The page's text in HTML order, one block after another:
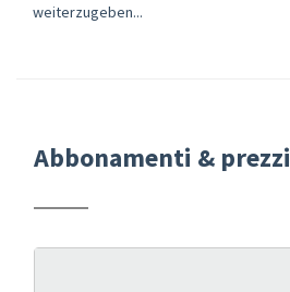
weiterzugeben...
Abbonamenti & prezzi